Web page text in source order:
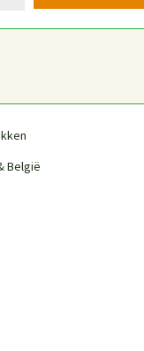
België